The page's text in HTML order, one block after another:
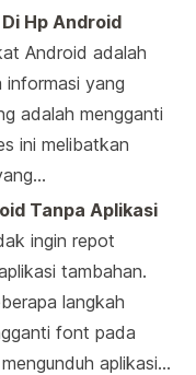
Hp Android
Android adalah
informasi yang
adalah mengganti
ini melibatkan
Tanpa Aplikasi
ingin repot
tambahan.
langkah
font pada
aplikasi…